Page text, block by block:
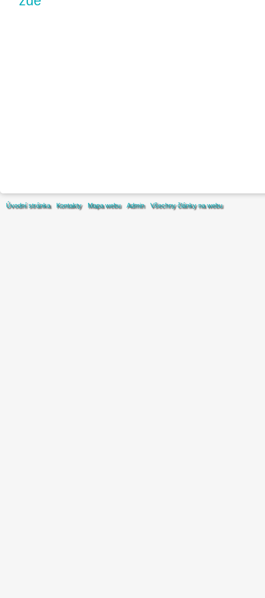
Úvodní stránka Kontakty Mapa webu Admin Všechny články na webu